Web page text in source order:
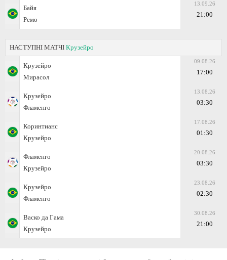
Байя
Ремо
13.09.26
21:00
НАСТУПНІ МАТЧІ Крузейро
Крузейро
Мирасол
09.08.26
17:00
Крузейро
Фламенго
13.08.26
03:30
Коринтианс
Крузейро
17.08.26
01:30
Фламенго
Крузейро
20.08.26
03:30
Крузейро
Фламенго
23.08.26
02:30
Васко да Гама
Крузейро
30.08.26
21:00